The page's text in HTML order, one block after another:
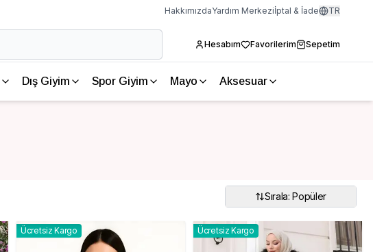
HakkımızdaYardım Merkeziİptal & İade TR
Hesabım Favorilerim Sepetim
Dış Giyim Spor Giyim Mayo Aksesuar
Sırala: Popüler
Ücretsiz Kargo Ücretsiz Kargo